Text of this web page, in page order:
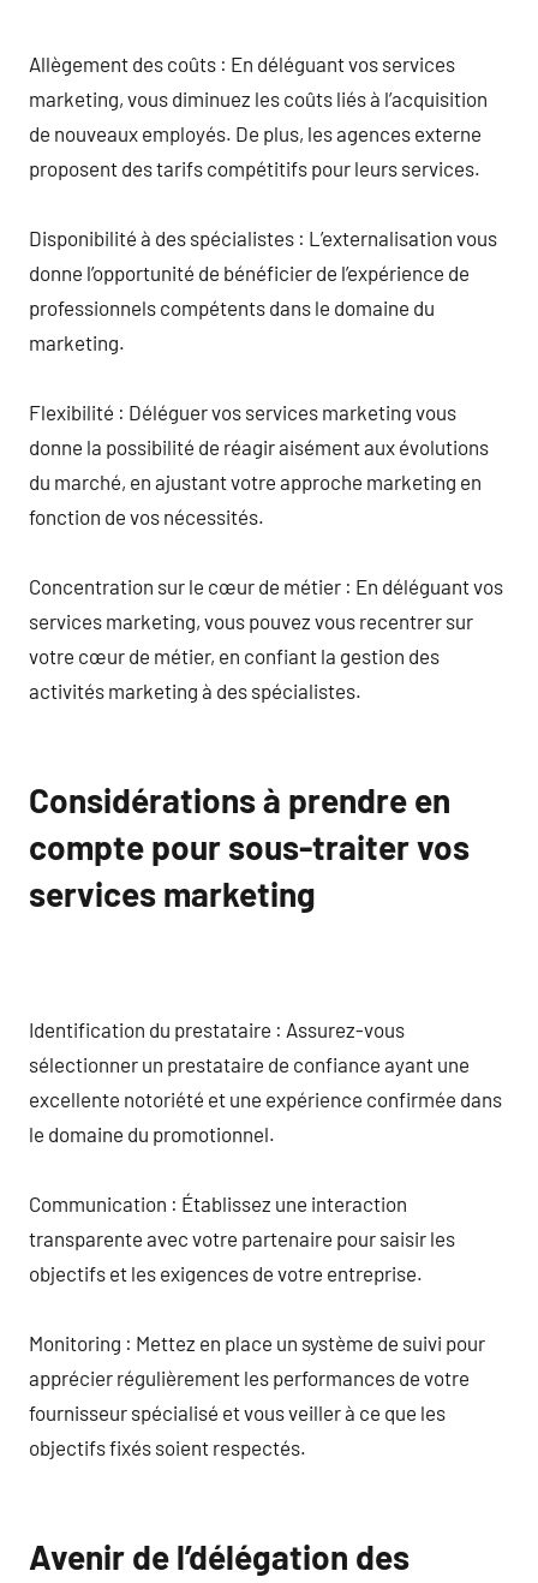
Allègement des coûts : En déléguant vos services
marketing, vous diminuez les coûts liés à l’acquisition
de nouveaux employés. De plus, les agences externe
proposent des tarifs compétitifs pour leurs services.
Disponibilité à des spécialistes : L’externalisation vous
donne l’opportunité de bénéficier de l’expérience de
professionnels compétents dans le domaine du
marketing.
Flexibilité : Déléguer vos services marketing vous
donne la possibilité de réagir aisément aux évolutions
du marché, en ajustant votre approche marketing en
fonction de vos nécessités.
Concentration sur le cœur de métier : En déléguant vos
services marketing, vous pouvez vous recentrer sur
votre cœur de métier, en confiant la gestion des
activités marketing à des spécialistes.
Considérations à prendre en
compte pour sous-traiter vos
services marketing
Identification du prestataire : Assurez-vous
sélectionner un prestataire de confiance ayant une
excellente notoriété et une expérience confirmée dans
le domaine du promotionnel.
Communication : Établissez une interaction
transparente avec votre partenaire pour saisir les
objectifs et les exigences de votre entreprise.
Monitoring : Mettez en place un système de suivi pour
apprécier régulièrement les performances de votre
fournisseur spécialisé et vous veiller à ce que les
objectifs fixés soient respectés.
Avenir de l’délégation des